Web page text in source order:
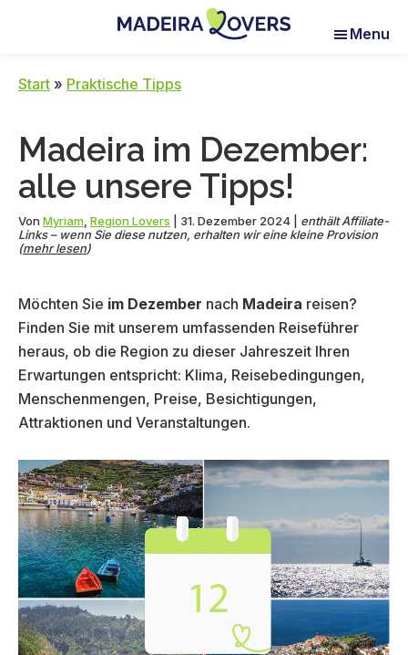
content
sidebar
réveiller
à
Menu
Start » Praktische Tipps
Madeira im Dezember:
alle unsere Tipps!
Von Myriam Region Lovers 31. Dezember 2024
enthält Affiliate-
Links – wenn Sie diese nutzen, erhalten wir eine kleine Provision
(mehr lesen)
Möchten Sie im Dezember nach Madeira reisen?
Finden Sie mit unserem umfassenden Reiseführer
heraus, ob die Region zu dieser Jahreszeit Ihren
Erwartungen entspricht: Klima, Reisebedingungen,
Menschenmengen, Preise, Besichtigungen,
Attraktionen und Veranstaltungen.